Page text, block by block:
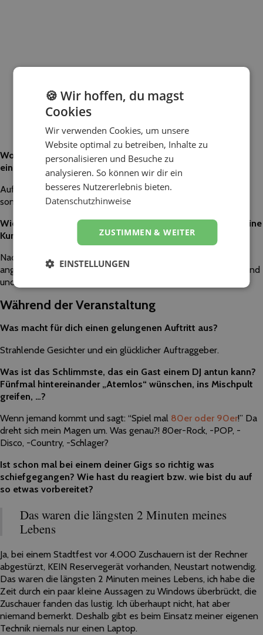
Worauf sollten Kunden besonders achten, wenn sie nach
einem DJ für ihre Veranstaltung suchen?
Auf ein persönliches Gespräch, am besten nicht telefonisch,
sondern von Angesicht zu Angesicht.
Wie bereitest du einen Auftritt vor und wie beziehst du deine
Kunden dabei ein?
Nach dem Vorgespräch wird für jeden Kunden ein Ordner
angelegt, in dem alle relevanten Informationen gespeichert sind
und die jederzeit zur Verfügung stehen.
Während der Veranstaltung
Was macht für dich einen gelungenen Auftritt aus?
Strahlende Gesichter und ein glücklicher Auftraggeber.
Was ist das Schlimmste, das ein Gast einem DJ antun kann?
Fünfmal hintereinander „Atemlos“ wünschen, ins Mischpult
greifen, …?
Wenn jemand kommt und sagt: “Spiel mal 80er oder 90er!” Da
dreht sich mein Magen um. Was genau?! 80er-Rock, -POP, -
Disco, -Country, -Schlager?
Ist schon mal bei einem deiner Gigs so richtig was
schiefgegangen? Wie hast du reagiert bzw. wie bist du auf
so etwas vorbereitet?
Das waren die längsten 2 Minuten meines
Lebens
Ja, bei einem Stadtfest vor 4.000 Zuschauern ist der Rechner
abgestürzt, KEIN Reservegerät vorhanden, Neustart notwendig.
Das waren die längsten 2 Minuten meines Lebens, ich habe die
Zeit durch ein paar kleine Aussagen zu Windows überbrückt, die
Zuschauer fanden das lustig. Ich überhaupt nicht, hat aber
niemand bemerkt. Deshalb gibt es beim Einsatz meiner eigenen
Technik niemals nur einen Laptop.
🍪 Wir hoffen, du magst
Cookies
Wir verwenden Cookies, um unsere
Website optimal zu betreiben, Inhalte zu
personalisieren und Besuche zu
analysieren. So können wir dir ein
besseres Nutzererlebnis bieten.
Datenschutzhinweise
ZUSTIMMEN & WEITER
EINSTELLUNGEN